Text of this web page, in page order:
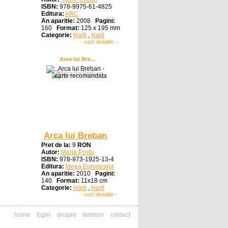
ISBN: 978-9975-61-4825
Editura: ARC
An aparitie: 2008
Pagini:
160
Format: 125 x 195 mm
Categorie: Harti , Harti
- vezi detaliile -
Arca lui Bre...
Arca lui Breban
Pret de la: 9 RON
Autor: Maria Postu
ISBN: 978-973-1925-13-4
Editura: Ideea Europeana
An aparitie: 2010
Pagini:
140
Format: 11x18 cm
Categorie: Harti , Harti
- vezi detaliile -
home login despre termeni contact